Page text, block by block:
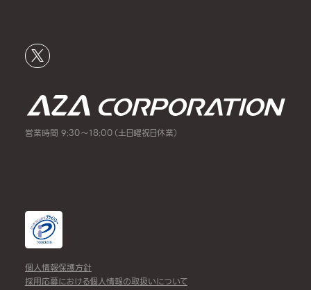
営業時間 9:30～18:00（土日曜祝日休業）
個人情報保護方針
採用応募における個人情報の取扱いについて